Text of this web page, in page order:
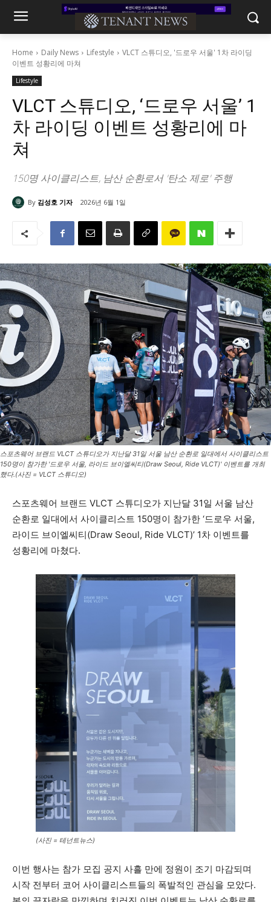
Home Daily News Lifestyle
VLCT 스튜디오, '드로우 서울' 1차 라이딩
이벤트 성황리에 마쳐
Lifestyle
VLCT 스튜디오, ‘드로우 서울’ 1
차 라이딩 이벤트 성황리에 마
쳐
150명 사이클리스트, 남산 순환로서 '탄소 제로' 주행
By 김성호 기자 2026년 6월 1일
스포츠웨어 브랜드 VLCT 스튜디오가 지난달 31일 서울 남산 순환로 일대에서 사이클리스트
150명이 참가한 '드로우 서울, 라이드 브이엘씨티(Draw Seoul, Ride VLCT)' 이벤트를 개최
했다.(사진 = VLCT 스튜디오)
스포츠웨어 브랜드 VLCT 스튜디오가 지난달 31일 서울 남산
순환로 일대에서 사이클리스트 150명이 참가한 ‘드로우 서울,
라이드 브이엘씨티(Draw Seoul, Ride VLCT)’ 1차 이벤트를
성황리에 마쳤다.
(사진 = 테넌트뉴스)
이번 행사는 참가 모집 공지 사흘 만에 정원이 조기 마감되며
시작 전부터 코어 사이클리스트들의 폭발적인 관심을 모았다.